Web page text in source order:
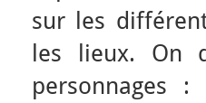
sur les
les lieux. On
personnages